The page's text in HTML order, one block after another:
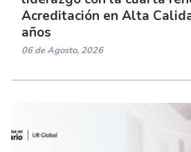
Acreditación en Alta
años
06 de Agosto, 2026